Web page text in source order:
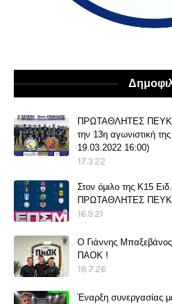
ΠΡΩΤΑΘΛΗΤΕΣ
την 13η αγωνιστική
19.03.2022 16:00)
17.3.22
Στον όμιλο της Κ15
ΠΡΩΤΑΘΛΗΤΕΣ
16.9.21
O Γιάννης
ΠΑΟΚ !
18.7.26
Έναρξη συνεργασίας